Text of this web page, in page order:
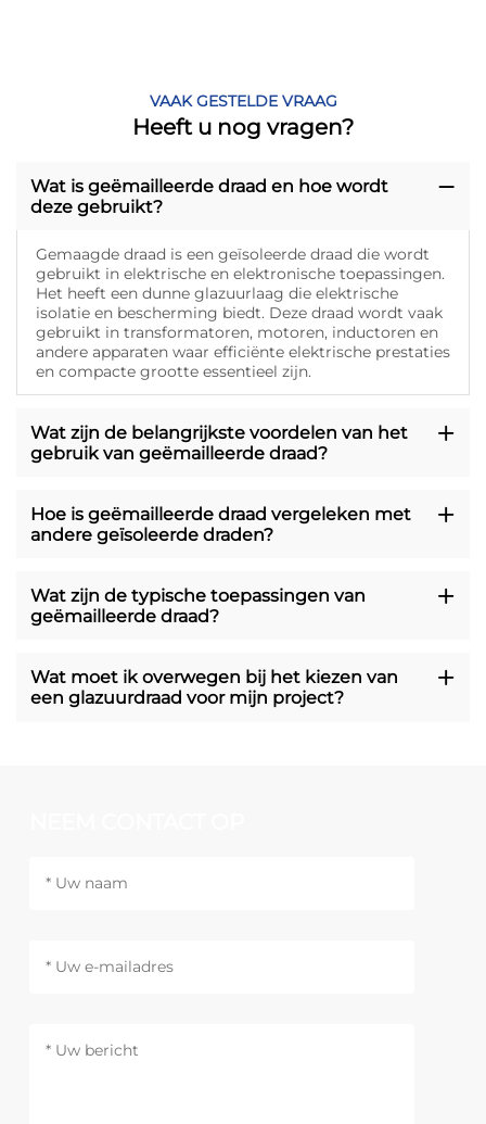
VAAK GESTELDE VRAAG
Heeft u nog vragen?
Wat is geëmailleerde draad en hoe wordt
deze gebruikt?
Gemaagde draad is een geïsoleerde draad die wordt
gebruikt in elektrische en elektronische toepassingen.
Het heeft een dunne glazuurlaag die elektrische
isolatie en bescherming biedt. Deze draad wordt vaak
gebruikt in transformatoren, motoren, inductoren en
andere apparaten waar efficiënte elektrische prestaties
en compacte grootte essentieel zijn.
Wat zijn de belangrijkste voordelen van het
gebruik van geëmailleerde draad?
Hoe is geëmailleerde draad vergeleken met
andere geïsoleerde draden?
Wat zijn de typische toepassingen van
geëmailleerde draad?
Wat moet ik overwegen bij het kiezen van
een glazuurdraad voor mijn project?